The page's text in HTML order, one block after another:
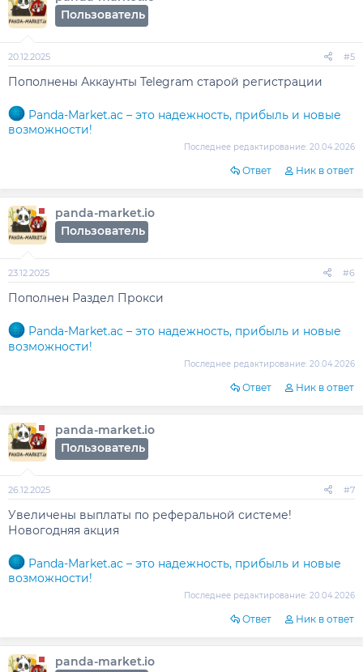
Пользователь
20.12.2025 #5
Пополнены Аккаунты Telegram старой регистрации
Panda-Market.ac – это надежность, прибыль и новые
возможности!
Последнее редактирование: 20.04.2026
Ответ Ник в ответ
panda-market.io
Пользователь
23.12.2025 #6
Пополнен Раздел Прокси
Panda-Market.ac – это надежность, прибыль и новые
возможности!
Последнее редактирование: 20.04.2026
Ответ Ник в ответ
panda-market.io
Пользователь
26.12.2025 #7
Увеличены выплаты по реферальной системе!
Новогодняя акция
Panda-Market.ac – это надежность, прибыль и новые
возможности!
Последнее редактирование: 20.04.2026
Ответ Ник в ответ
panda-market.io